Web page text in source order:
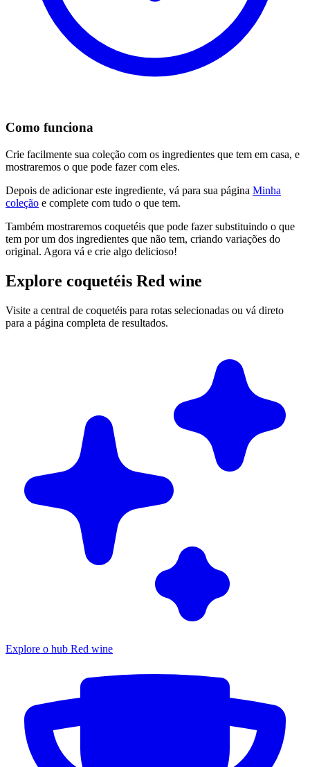
Como funciona
Crie facilmente sua coleção com os ingredientes que tem em casa, e
mostraremos o que pode fazer com eles.
Depois de adicionar este ingrediente, vá para sua página Minha
coleção e complete com tudo o que tem.
Também mostraremos coquetéis que pode fazer substituindo o que
tem por um dos ingredientes que não tem, criando variações do
original. Agora vá e crie algo delicioso!
Explore coquetéis Red wine
Visite a central de coquetéis para rotas selecionadas ou vá direto
para a página completa de resultados.
Explore o hub Red wine